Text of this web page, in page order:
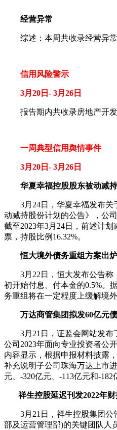
经营异常
综述：本周共收录经营异
信用风险警示
3月20日- 3月26日
报告期内共收录房地产开发
一周典型信用舆情事件
3月20日- 3月26日
华夏幸福控股股东被动减
3月24日，华夏幸福发布关于
动减持股份计划的公告》，公
截至2023年3月24日，前述计
票，持股比例16.32%。
恒大境外债务重组方案出
3月22日，恒大发布公告称，
初开始付息、付本金的0.5%。
务重组将在一定程度上缓解境
万达商管集团拟发60亿元
3月21日，证监会网站发布了
公司2023年面向专业投资者公
内容显示，根据申报材料披露
补充说明子公司珠海万达上市
元、-320亿元、-113亿元和-
祥生控股延迟刊发2022年财
3月21日，祥生控股集团公告
部及运营管理部)的关键团队人